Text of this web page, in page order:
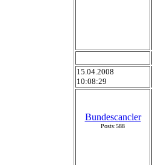
15.04.2008
10:08:29
Bundescancler
Posts:588